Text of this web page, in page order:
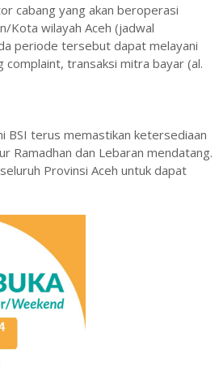
cabang yang akan beroperasi
Kota wilayah Aceh (jadwal
periode tersebut dapat melayani
complaint, transaksi mitra bayar (al.
BSI terus memastikan ketersediaan
Ramadhan dan Lebaran mendatang.
Provinsi Aceh untuk dapat